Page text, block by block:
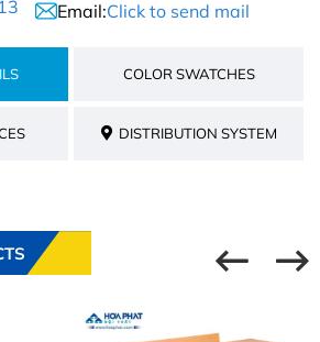
Email:Click to send mail
COLOR SWATCHES
DISTRIBUTION SYSTEM